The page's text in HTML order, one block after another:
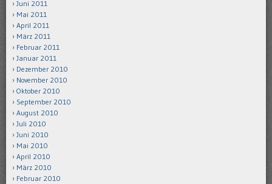
Juni 2011
Mai 2011
April 2011
März 2011
Februar 2011
Januar 2011
Dezember 2010
November 2010
Oktober 2010
September 2010
August 2010
Juli 2010
Juni 2010
Mai 2010
April 2010
März 2010
Februar 2010